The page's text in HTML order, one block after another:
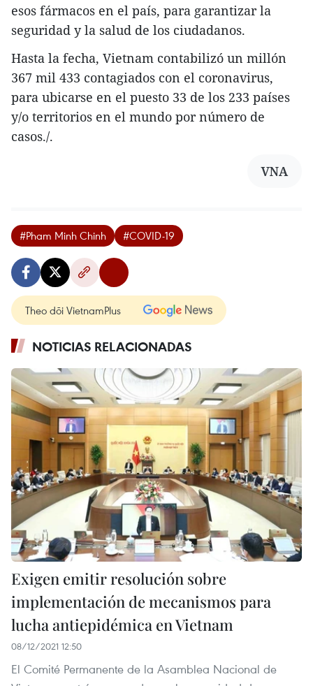
esos fármacos en el país, para garantizar la
seguridad y la salud de los ciudadanos.
Hasta la fecha, Vietnam contabilizó un millón
367 mil 433 contagiados con el coronavirus,
para ubicarse en el puesto 33 de los 233 países
y/o territorios en el mundo por número de
casos./.
VNA
#Pham Minh Chinh #COVID-19
Theo dõi VietnamPlus
NOTICIAS RELACIONADAS
Exigen emitir resolución sobre
implementación de mecanismos para
lucha antiepidémica en Vietnam
08/12/2021 12:50
El Comité Permanente de la Asamblea Nacional de